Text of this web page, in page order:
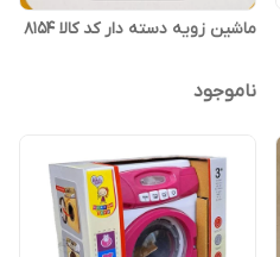
ماشین زویه دسته دار کد کالا ۸۱۵۴
ناموجود